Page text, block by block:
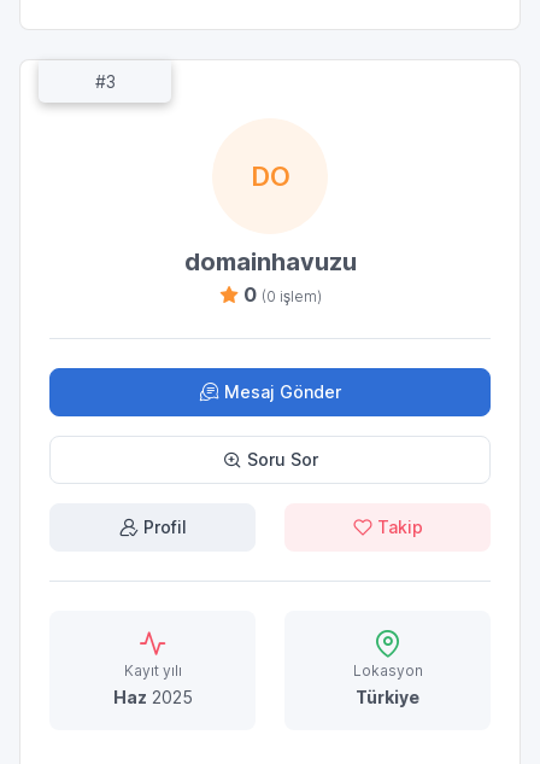
#3
DO
domainhavuzu
0 (0 işlem)
Mesaj Gönder
Soru Sor
Profil Takip
Kayıt yılı
Haz 2025
Lokasyon
Türkiye